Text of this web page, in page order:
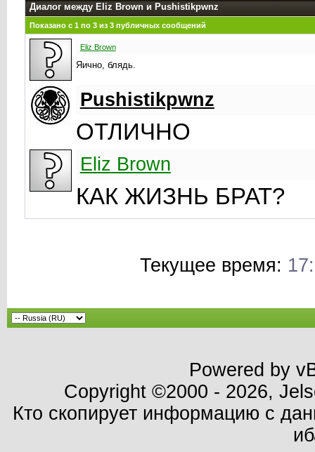
Диалог между Eliz Brown и Pushistikpwnz
Показано с 1 по 3из 3публичных сообщений
Eliz Brown
Яично, блядь.
Pushistikpwnz
ОТЛИЧНО
Eliz Brown
КАК ЖИЗНЬ БРАТ?
Текущее время:
Powered by
Copyright ©2000 - 2026,
Кто скопирует информацию с